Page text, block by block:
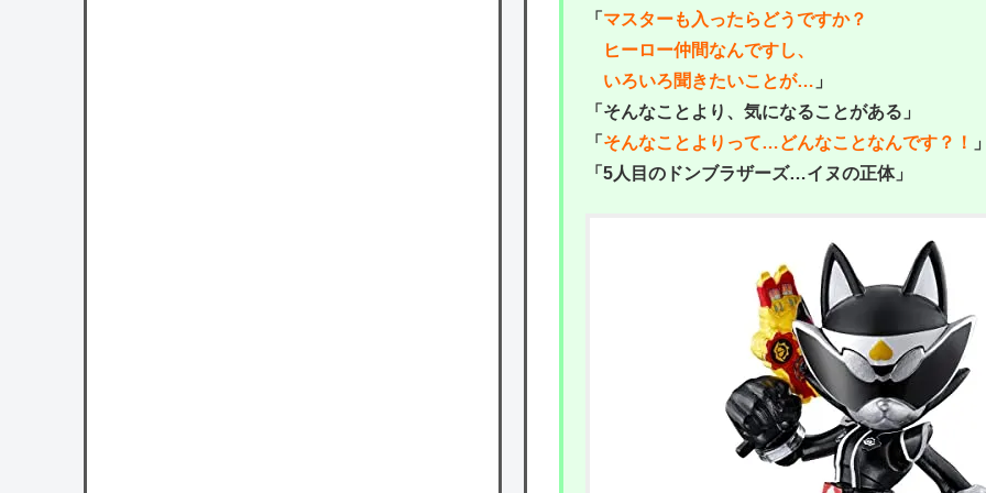
「 マスターも入ったらどうですか？
ヒーロー仲間なんですし、
いろいろ聞きたいことが… 」
「そんなことより、気になることがある」
「 そんなことよりって…どんなことなんです？！
「5人目のドンブラザーズ…イヌの正体」